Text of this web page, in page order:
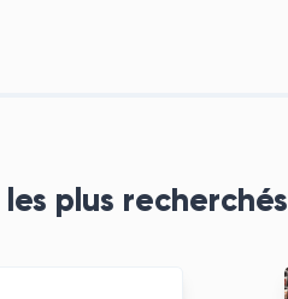
plus recherchés